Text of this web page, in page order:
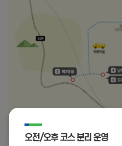
[평일 오후]
오전/오후 코스 분리 운영